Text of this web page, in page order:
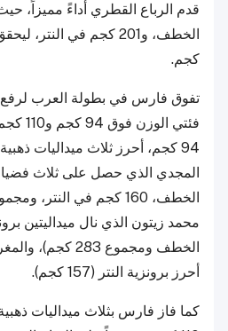
كجم.
تفوق فارس في بطولة العرب لرفع
فئتي
94 كجم، أحرز ثلاث ميداليات
الخطف ومجموع 283
أحرز برونزية النتر (157 كجم).
كما فاز فارس بثلاث ميداليات